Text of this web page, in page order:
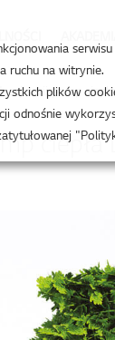
serii pomp
ciepła
ruchu na witrynie.
plików
odnośnie